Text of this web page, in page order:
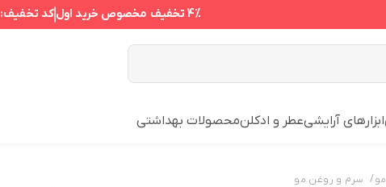
4% تخفیف مخصوص خرید اولکد تخفیف:
ابزارهای آرایشیعطر و ادکلنمحصولات بهداشتی
/ سرم و روغن مو